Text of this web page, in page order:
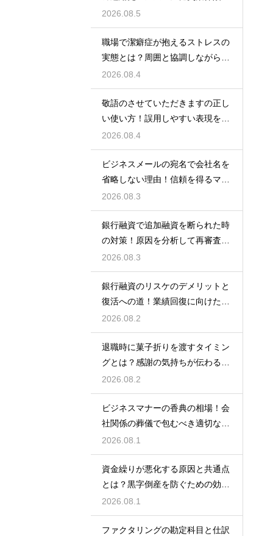
もらう術
2026.08.5
職場で潔癖症が抱えるストレスの
実態とは？周囲と協調しながら快
適に働く術
2026.08.4
敬語のさせていただきますの正し
い使い方！誤用しやすい表現を理
解する術
2026.08.4
ビジネスメールの宛名で会社名を
省略しない理由！信頼を得るマナ
ー
2026.08.3
銀行融資で追加融資を断られた時
の対策！原因を分析して再審査を
狙う
2026.08.3
銀行融資のリスケのデメリットと
復活への道！業績回復に向けた事
業計画
2026.08.2
退職時に菓子折りを渡すタイミン
グとは？感謝の気持ちが伝わる正
しいマナー
2026.08.2
ビジネスマナーの香典の相場！会
社関係の葬儀で包むべき適切な金
額の目安
2026.08.1
資金繰りが悪化する原因と共通点
とは？黒字倒産を防ぐための効果
的な対策
2026.08.1
ファクタリングの勘定科目と仕訳